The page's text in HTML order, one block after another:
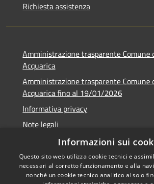
Richiesta assistenza
Amministrazione trasparente Comune
Acquarica
Amministrazione trasparente Comune
Acquarica fino al 19/01/2026
Informativa privacy
Note legali
Dichiarazione di accessibilità
Informazioni sui
Questo sito web utilizza cookie tecnici e
necessari al corretto funzionamento e alla
nonché un cookie tecnico analitico al solo